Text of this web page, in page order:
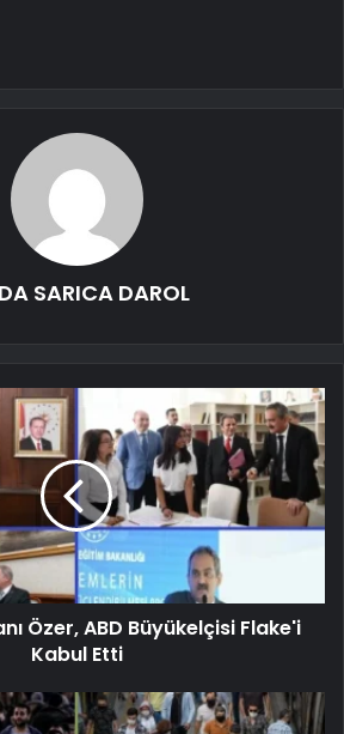
SARICA DAROL
Özer, ABD Büyükelçisi Flake'i
Kabul Etti